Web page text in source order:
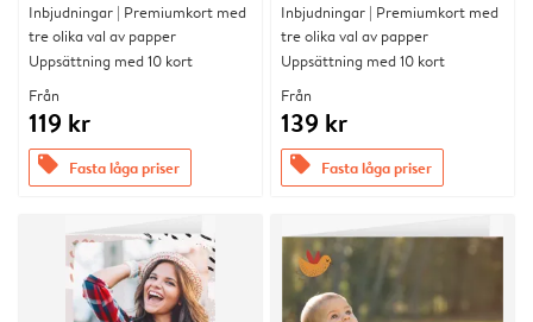
Inbjudningar | Premiumkort med
tre olika val av papper
Uppsättning med 10 kort
Från
119 kr
offers Fasta låga priser
Inbjudningar | Premiumkort med
tre olika val av papper
Uppsättning med 10 kort
Från
139 kr
offers Fasta låga priser